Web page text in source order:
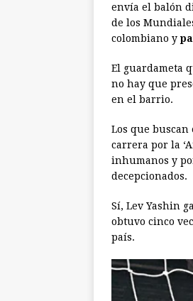
envía el balón
de los
colombiano y
El guardameta
no hay que
en el barrio.
Los que
carrera por la
inhumanos y
decepcionados.
Sí, Lev Yashin
obtuvo cinco
país.